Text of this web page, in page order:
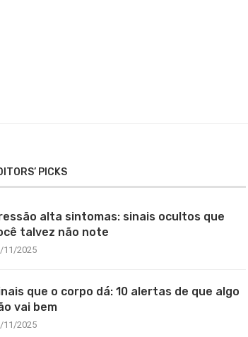
PICKS
alta sintomas: sinais ocultos que
talvez não note
11/2025
que o corpo dá: 10 alertas de que algo
vai bem
11/2025